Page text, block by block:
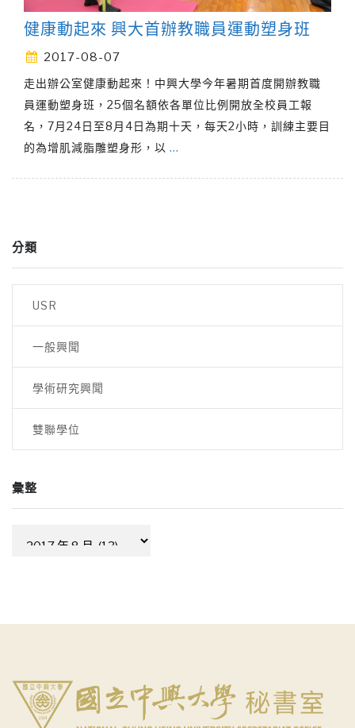
健康動起來 興大首辦教職員運動塑身班
2017-08-07
走出辦公室健康動起來！中興大學今年暑期首度開辦教職
員運動塑身班，25個名額依各單位比例開放全校員工報
名，7月24日至8月4日為期十天，每天2小時，訓練主要目
的為增肌減脂雕塑身形，以 …
分類
USR
一般興聞
學術研究興聞
雙聯學位
彙整